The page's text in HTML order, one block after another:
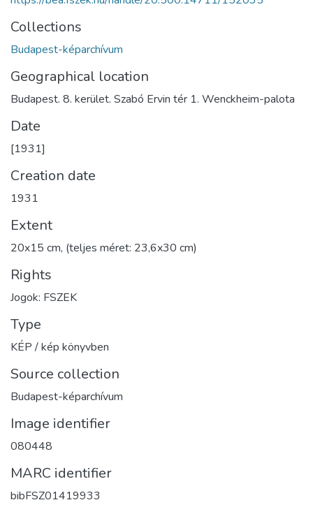
Collections
Budapest-képarchívum
Geographical location
Budapest. 8. kerület. Szabó Ervin tér 1. Wenckheim-palota
Date
[1931]
Creation date
1931
Extent
20x15 cm, (teljes méret: 23,6x30 cm)
Rights
Jogok: FSZEK
Type
KÉP / kép könyvben
Source collection
Budapest-képarchívum
Image identifier
080448
MARC identifier
bibFSZ01419933